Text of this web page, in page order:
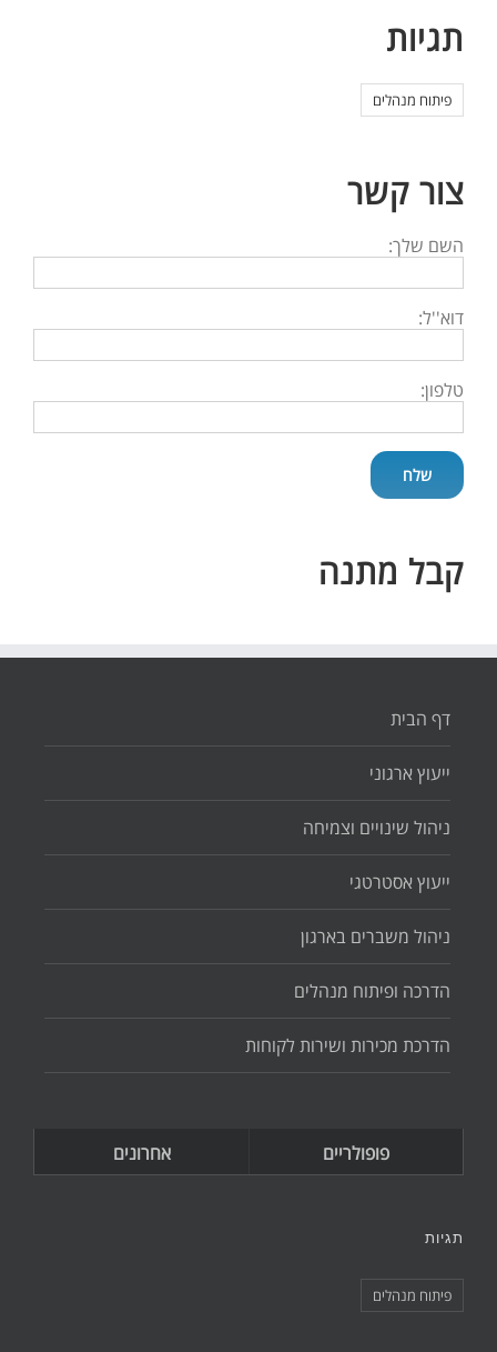
תגיות
פיתוח מנהלים
צור קשר
השם שלך:
דוא''ל:
טלפון:
קבל מתנה
דף הבית
ייעוץ ארגוני
ניהול שינויים וצמיחה
ייעוץ אסטרטגי
ניהול משברים בארגון
הדרכה ופיתוח מנהלים
הדרכת מכירות ושירות לקוחות
פופולריים אחרונים
תגיות
פיתוח מנהלים